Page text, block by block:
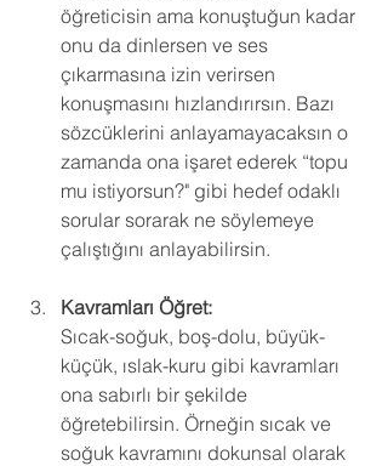
öğreticisin ama konuştuğun kadar
onu da dinlersen ve ses
çıkarmasına izin verirsen
konuşmasını hızlandırırsın. Bazı
sözcüklerini anlayamayacaksın o
zamanda ona işaret ederek “topu
mu istiyorsun?" gibi hedef odaklı
sorular sorarak ne söylemeye
çalıştığını anlayabilirsin.
Kavramları Öğret:
Sıcak-soğuk, boş-dolu, büyük-
küçük, ıslak-kuru gibi kavramları
ona sabırlı bir şekilde
öğretebilirsin. Örneğin sıcak ve
soğuk kavramını dokunsal olarak